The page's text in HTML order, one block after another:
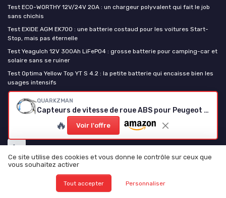
QUARKZMAN
Capteurs de vitesse de roue ABS pour Peugeot 206
🔥 Voir l'offre
Test ECO-WORTHY 12V/24V 20A : un chargeur polyvalent qui fait le job
sans chichis
Test EXIDE AGM EK700 : une batterie costaud pour les voitures Start-
Stop, mais pas éternelle
Test Yeagulch 12V 300Ah LiFePO4 : grosse batterie pour camping-car et
solaire sans se ruiner
Test Optima Yellow Top YT S 4.2 : la petite batterie qui encaisse bien les
usages intensifs
La piece auto
Ce site utilise des cookies et vous donne le contrôle sur ceux que
vous souhaitez activer
Tout accepter Personnaliser